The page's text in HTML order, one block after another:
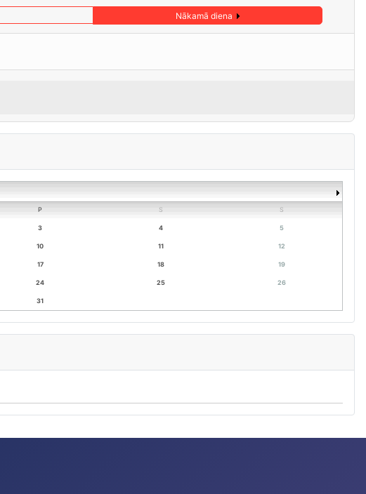
Nākamā diena
P S S
3 4 5
10 11 12
17 18 19
24 25 26
31